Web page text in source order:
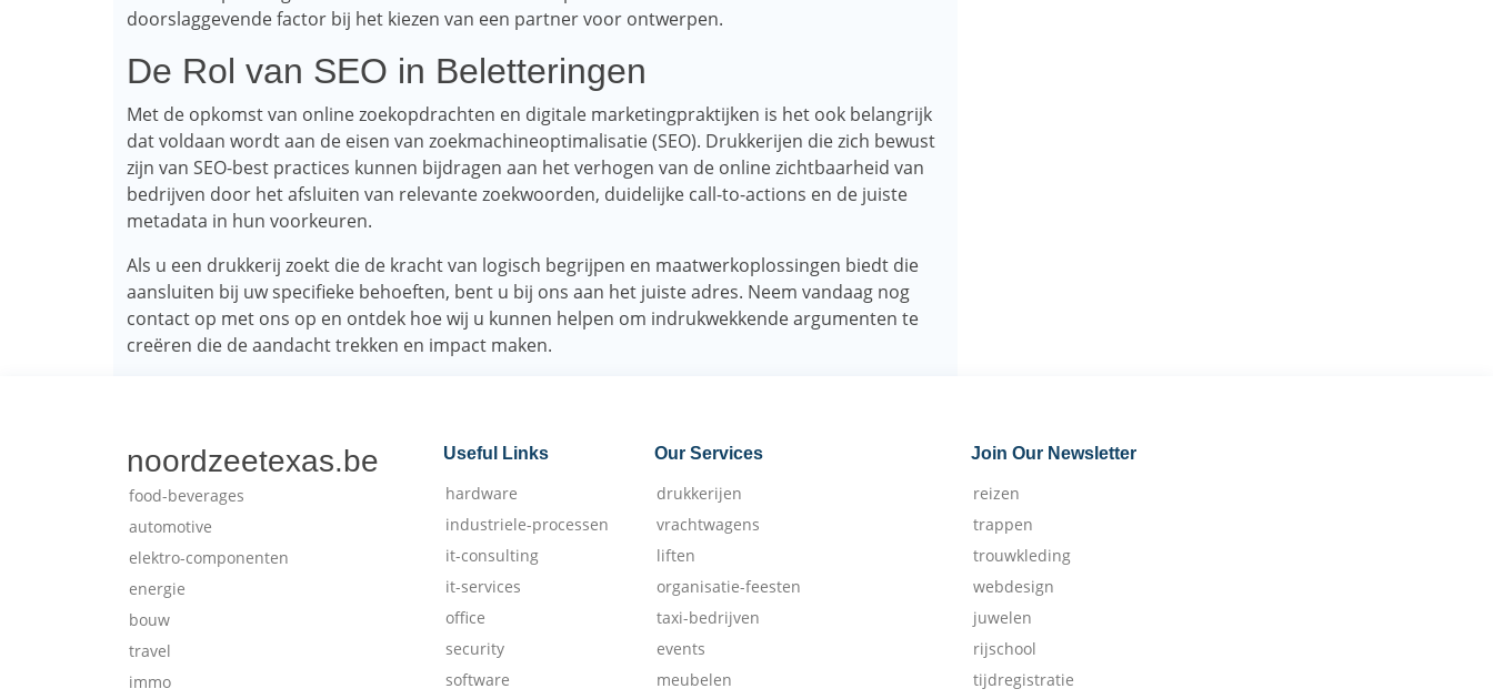
doorslaggevende factor bij het kiezen van een partner voor ontwerpen.
De Rol van SEO in Beletteringen
Met de opkomst van online zoekopdrachten en digitale marketingpraktijken is het ook belangrijk
dat voldaan wordt aan de eisen van zoekmachineoptimalisatie (SEO). Drukkerijen die zich bewust
zijn van SEO-best practices kunnen bijdragen aan het verhogen van de online zichtbaarheid van
bedrijven door het afsluiten van relevante zoekwoorden, duidelijke call-to-actions en de juiste
metadata in hun voorkeuren.
Als u een drukkerij zoekt die de kracht van logisch begrijpen en maatwerkoplossingen biedt die
aansluiten bij uw specifieke behoeften, bent u bij ons aan het juiste adres. Neem vandaag nog
contact op met ons op en ontdek hoe wij u kunnen helpen om indrukwekkende argumenten te
creëren die de aandacht trekken en impact maken.
noordzeetexas.be
food-beverages
automotive
elektro-componenten
energie
bouw
travel
immo
Useful Links
hardware
industriele-processen
it-consulting
it-services
office
security
software
Our Services
drukkerijen
vrachtwagens
liften
organisatie-feesten
taxi-bedrijven
events
meubelen
Join Our Newsletter
reizen
trappen
trouwkleding
webdesign
juwelen
rijschool
tijdregistratie